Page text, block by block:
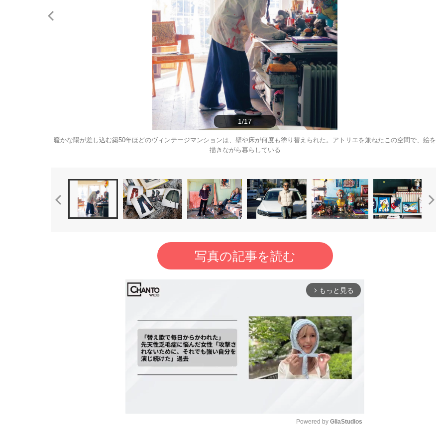
1/17
暖かな陽が差し込む築50年ほどのヴィンテージマンションは、壁や床が何度も塗り替えられた。アトリエを兼ねたこの空間で、絵を
描きながら暮らしている
写真の記事を読む
arrow_forward_ios もっと見る
Powered by GliaStudios